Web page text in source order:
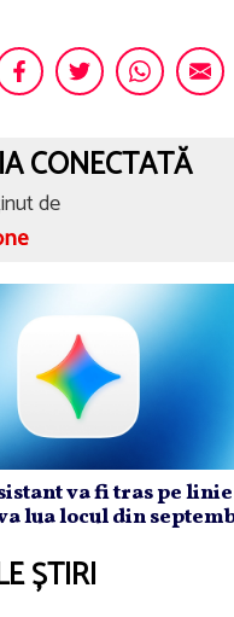
CONECTATĂ
de
va fi tras pe
lua locul din
ȘTIRI